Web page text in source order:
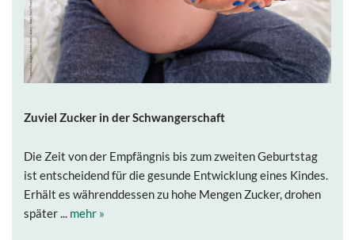
Zuviel Zucker in der Schwangerschaft
Die Zeit von der Empfängnis bis zum zweiten Geburtstag
ist entscheidend für die gesunde Entwicklung eines Kindes.
Erhält es währenddessen zu hohe Mengen Zucker, drohen
später ... mehr »